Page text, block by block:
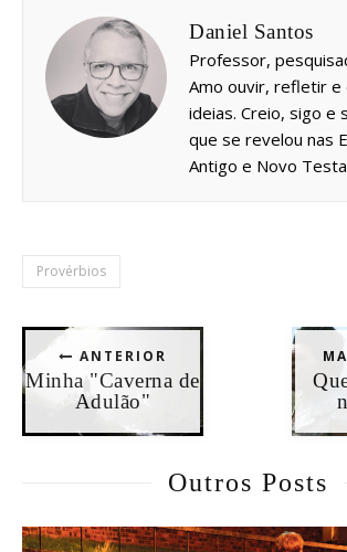
Daniel Santos
Professor,
Amo ouvir, refletir e
ideias. Creio, sigo e
que se revelou nas
Antigo e Novo
Provérbios
ANTERIOR
Minha "Caverna de
Adulão"
Outros Posts